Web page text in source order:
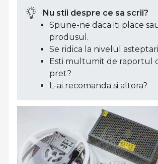
Nu stii despre ce sa scrii?
Spune-ne daca iti place
produsul.
Se ridica la nivelul
Esti multumit de raportul
pret?
L-ai recomanda si altora?